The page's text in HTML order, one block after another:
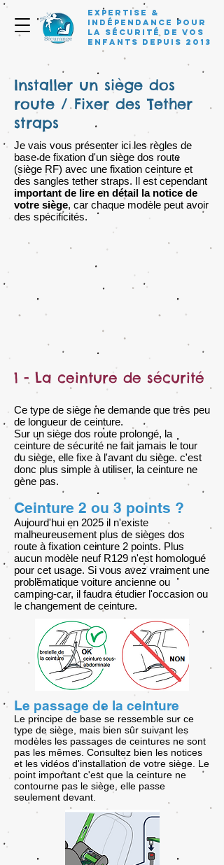
Expertise &
Indépendance pour
la sécurité de vos
enfants depuis 2013
Installer un siège dos
route / Fixer des Tether
straps
Je vais vous présenter ici les règles de
base de fixation d'un siège dos route
(siège RF) avec une fixation ceinture et
des sangles tether straps. Il est cependant
important de lire en détail la notice de
votre siège, car chaque modèle peut avoir
des spécificités.
1 - La ceinture de sécurité
Ce type de siège ne demande que très peu
de longueur de ceinture.
Sur un siège dos route prolongé, la
ceinture de sécurité ne fait jamais le tour
du siège, elle fixe ​ à l'avant du siège. c'est
donc plus simple à utiliser, la ceinture ne
gène pas.
Ceinture 2 ou 3 points ?
Aujourd'hui en 2025 il n'existe
malheureusement plus de sièges dos
route à fixation ceinture 2 points. Plus
aucun modèle neuf R129 n'est homologué
pour cet usage. Si vous avez vraiment une
problématique voiture ancienne ou
camping-car, il faudra étudier l'occasion ou
le changement de ceinture.
Le passage de la ceinture
Le principe de base se ressemble sur ce
type de siège, mais bien sûr suivant les
modèles les passages de ceintures ne sont
pas les mêmes. Consultez bien les notices
et les vidéos d'installation de votre siège. Le
point important c'est que la ceinture ne
contourne pas le siège, elle passe
seulement devant.